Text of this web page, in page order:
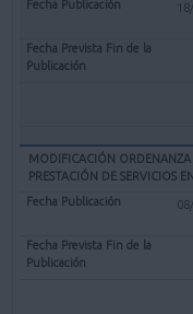
MODIFICACIÓN ORDENANZA
PRESTACIÓN DE SERVICIOS